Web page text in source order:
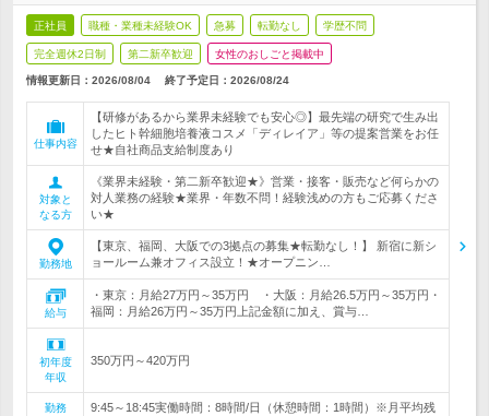
正社員 職種・業種未経験OK 急募 転勤なし 学歴不問
完全週休2日制 第二新卒歓迎 女性のおしごと掲載中
情報更新日：2026/08/04 終了予定日： 2026/08/24
仕事内容
【研修があるから業界未経験でも安心◎】最先端の研究で生み出
したヒト幹細胞培養液コスメ「ディレイア」等の提案営業をお任
せ★自社商品支給制度あり
対象と
なる方
《業界未経験・第二新卒歓迎★》営業・接客・販売など何らかの
対人業務の経験★業界・年数不問！経験浅めの方もご応募くださ
い★
勤務地
【東京、福岡、大阪での3拠点の募集★転勤なし！】 新宿に新シ
ョールーム兼オフィス設立！★オープニン…
給与
・東京：月給27万円～35万円 ・大阪：月給26.5万円～35万円・
福岡：月給26万円～35万円上記金額に加え、賞与…
初年度
年収
350万円～420万円
勤務
9:45～18:45実働時間：8時間/日（休憩時間：1時間）※月平均残